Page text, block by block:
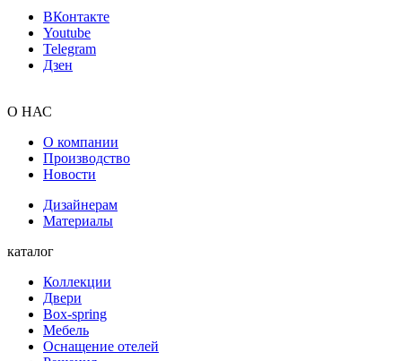
ВКонтакте
Youtube
Telegram
Дзен
О НАС
О компании
Производство
Новости
Дизайнерам
Материалы
каталог
Коллекции
Двери
Box-spring
Мебель
Оснащение отелей